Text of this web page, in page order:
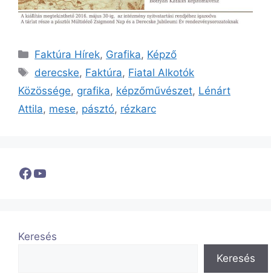
Kategória
Faktúra Hírek, Grafika, Képző
Címkék
derecske, Faktúra, Fiatal Alkotók
Közössége, grafika, képzőművészet, Lénárt
Attila, mese, pásztó, rézkarc
Facebook
YouTube
Keresés
Keresés